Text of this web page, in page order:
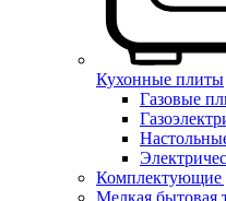
Кухонные плиты
Газовые
Комплектующие
Мелкая бытовая